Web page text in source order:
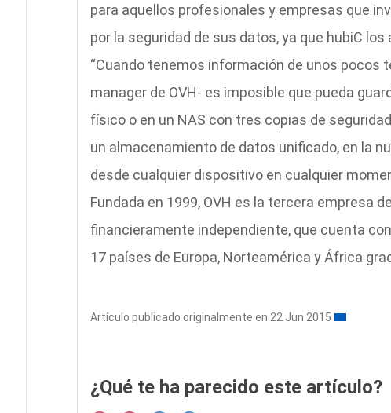
para aquellos profesionales y empresas que
por la seguridad de sus datos, ya que hubiC
“Cuando tenemos información de unos pocos
manager de OVH- es imposible que pueda
físico o en un NAS con tres copias de
un almacenamiento de datos unificado, en la
desde cualquier dispositivo en cualquier
Fundada en 1999, OVH es la tercera empresa
financieramente independiente, que cuenta
17 países de Europa, Norteamérica y África
Artículo publicado originalmente en 22 Jun 2015
¿Qué te ha parecido este artículo?